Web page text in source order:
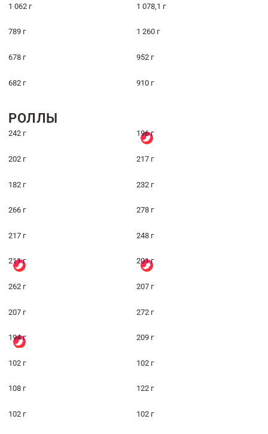
1 062 г 1 078,1 г
789 г 1 260 г
678 г 952 г
682 г 910 г
РОЛЛЫ
242 г 196 г
202 г 217 г
182 г 232 г
266 г 278 г
217 г 248 г
211 г 201 г
262 г 207 г
207 г 272 г
194 г 209 г
102 г 102 г
108 г 122 г
102 г 102 г